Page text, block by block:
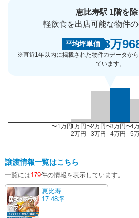
恵比寿駅 1階を除
軽飲食を出店可能な物件
平均坪単価 3万
※直近1年以内に掲載された物件のデータか
ています。
〜1万円1万円〜
2万円
2万円〜
3万円
3万円〜
4万円
4
5
譲渡情報一覧はこちら
一覧には179件の情報を表示しています。
恵比寿
17.48坪